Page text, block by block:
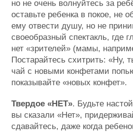
но не очень волнуйтесь за
оставьте ребенка в покое, не
ему отвести душу, но не
своеобразный спектакль, где
нет «зрителей» (мамы,
Постарайтесь схитрить: «Ну,
чай с новыми конфетами
показывайте «новых конфет».
Твердое «НЕТ». Будьте
вы сказали «Нет»,
сдавайтесь, даже когда